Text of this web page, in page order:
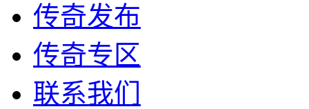
传奇发布
传奇专区
联系我们